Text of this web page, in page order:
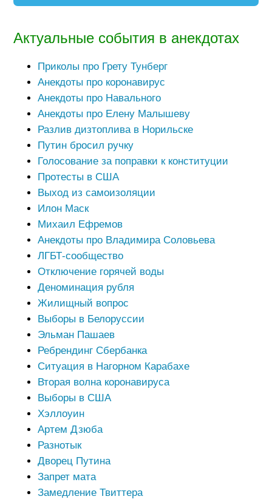
Актуальные события в анекдотах
Приколы про Грету Тунберг
Анекдоты про коронавирус
Анекдоты про Навального
Анекдоты про Елену Малышеву
Разлив дизтоплива в Норильске
Путин бросил ручку
Голосование за поправки к конституции
Протесты в США
Выход из самоизоляции
Илон Маск
Михаил Ефремов
Анекдоты про Владимира Соловьева
ЛГБТ-сообщество
Отключение горячей воды
Деноминация рубля
Жилищный вопрос
Выборы в Белоруссии
Эльман Пашаев
Ребрендинг Сбербанка
Ситуация в Нагорном Карабахе
Вторая волна коронавируса
Выборы в США
Хэллоуин
Артем Дзюба
Разнотык
Дворец Путина
Запрет мата
Замедление Твиттера